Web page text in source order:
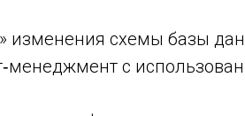
изменения схемы базы
с